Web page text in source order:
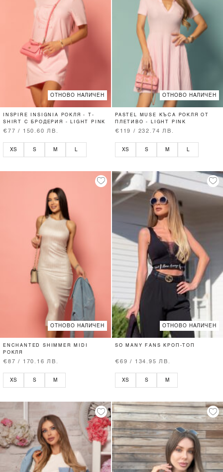
ОТНОВО НАЛИЧЕН
INSPIRE INSIGNIA РОКЛЯ - T-
SHIRT С БРОДЕРИЯ - LIGHT PINK
€77 / 150.60 ЛВ.
XS S M
ОТНОВО НАЛИЧЕН
PASTEL MUSE КЪСА РОКЛЯ ОТ
ПЛЕТИВО - LIGHT PINK
€119 / 232.74 ЛВ.
XS S M
ОТНОВО НАЛИЧЕН
ENCHANTED SHIMMER MIDI
РОКЛЯ
€87 / 170.16 ЛВ.
XS S M
ОТНОВО НАЛИЧЕН
SO MANY FANS КРОП-ТОП
€69 / 134.95 ЛВ.
XS S M